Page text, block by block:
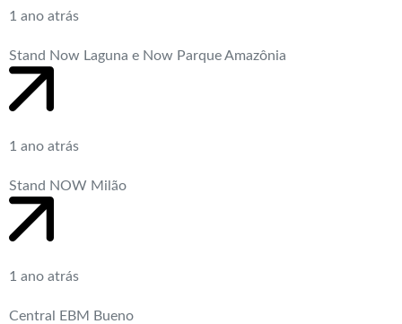
1 ano atrás
Stand Now Laguna e Now Parque Amazônia
1 ano atrás
Stand NOW Milão
1 ano atrás
Central EBM Bueno